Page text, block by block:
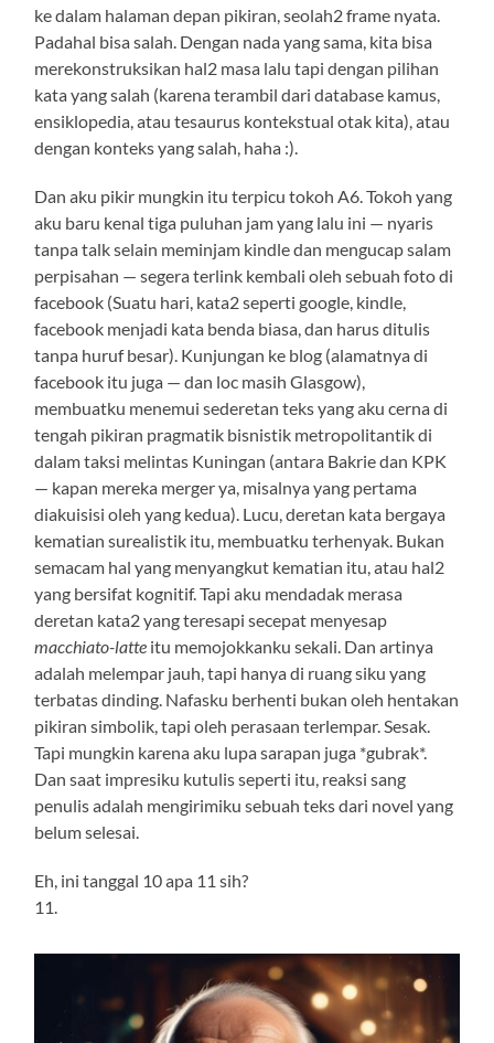
ke dalam halaman depan pikiran, seolah2 frame nyata.
Padahal bisa salah. Dengan nada yang sama, kita bisa
merekonstruksikan hal2 masa lalu tapi dengan pilihan
kata yang salah (karena terambil dari database kamus,
ensiklopedia, atau tesaurus kontekstual otak kita), atau
dengan konteks yang salah, haha :).
Dan aku pikir mungkin itu terpicu tokoh A6. Tokoh yang
aku baru kenal tiga puluhan jam yang lalu ini — nyaris
tanpa talk selain meminjam kindle dan mengucap salam
perpisahan — segera terlink kembali oleh sebuah foto di
facebook (Suatu hari, kata2 seperti google, kindle,
facebook menjadi kata benda biasa, dan harus ditulis
tanpa huruf besar). Kunjungan ke blog (alamatnya di
facebook itu juga — dan loc masih Glasgow),
membuatku menemui sederetan teks yang aku cerna di
tengah pikiran pragmatik bisnistik metropolitantik di
dalam taksi melintas Kuningan (antara Bakrie dan KPK
— kapan mereka merger ya, misalnya yang pertama
diakuisisi oleh yang kedua). Lucu, deretan kata bergaya
kematian surealistik itu, membuatku terhenyak. Bukan
semacam hal yang menyangkut kematian itu, atau hal2
yang bersifat kognitif. Tapi aku mendadak merasa
deretan kata2 yang teresapi secepat menyesap
macchiato-latte itu memojokkanku sekali. Dan artinya
adalah melempar jauh, tapi hanya di ruang siku yang
terbatas dinding. Nafasku berhenti bukan oleh hentakan
pikiran simbolik, tapi oleh perasaan terlempar. Sesak.
Tapi mungkin karena aku lupa sarapan juga *gubrak*.
Dan saat impresiku kutulis seperti itu, reaksi sang
penulis adalah mengirimiku sebuah teks dari novel yang
belum selesai.
Eh, ini tanggal 10 apa 11 sih?
11.